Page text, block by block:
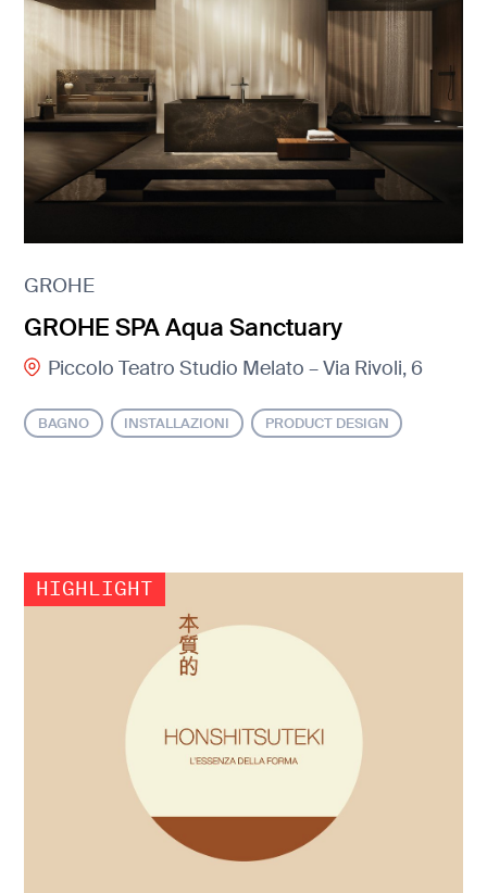
GROHE
GROHE SPA Aqua Sanctuary
Piccolo Teatro Studio Melato – Via Rivoli, 6
BAGNO INSTALLAZIONI PRODUCT DESIGN